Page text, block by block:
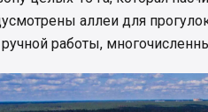
аллеи для
работы,